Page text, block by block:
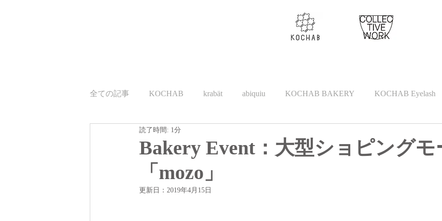
全ての記事 KOCHAB krabät abiquiu KOCHAB BAKERY KOCHAB Eyelash
東京営業 つれづれ
Bakery Event：大型ショピングモ
「mozo」
読了時間: 1分
更新日： 2019年4月15日